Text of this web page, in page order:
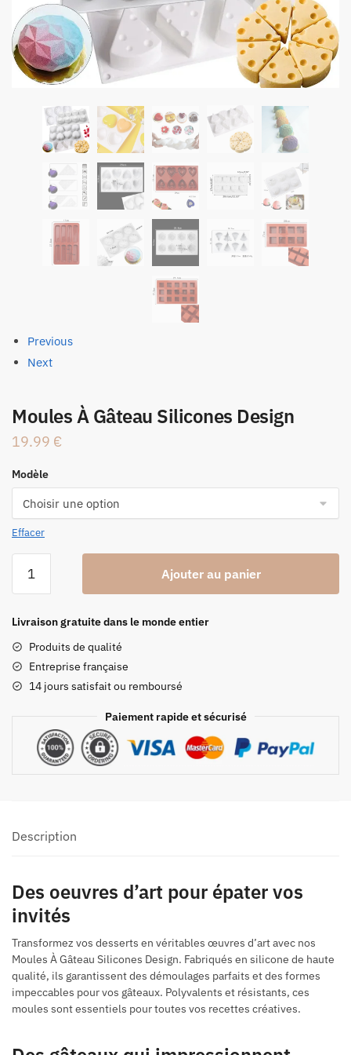
Previous
Next
Moules À Gâteau Silicones Design
19.99 €
Modèle
Effacer
À
Silicones
Design
Ajouter au panier
Livraison gratuite dans le monde entier
Produits de qualité
Entreprise française
14 jours satisfait ou remboursé
Paiement rapide et sécurisé
Description
Des oeuvres d’art pour épater vos
invités
Transformez vos desserts en véritables œuvres d’art avec nos
Moules À Gâteau Silicones Design. Fabriqués en silicone de haute
qualité, ils garantissent des démoulages parfaits et des formes
impeccables pour vos gâteaux. Polyvalents et résistants, ces
moules sont essentiels pour toutes vos recettes créatives.